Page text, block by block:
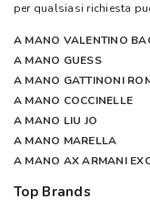
per qualsiasi richiesta
A MANO VALENTINO
A MANO GUESS
A MANO GATTINONI
A MANO COCCINELLE
A MANO LIU JO
A MANO MARELLA
A MANO AX ARMANI
Top Brands